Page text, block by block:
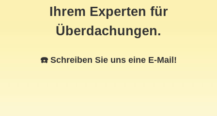
Ihrem Experten für
Überdachungen.
☎️ Schreiben Sie uns eine E-Mail!